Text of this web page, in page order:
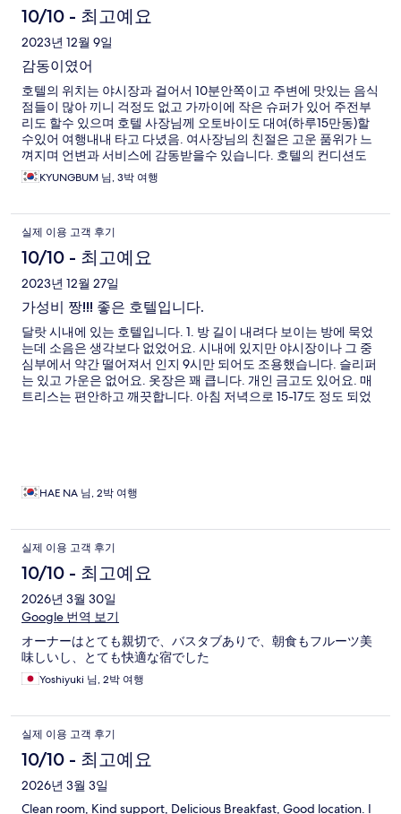
10/10 - 최고예요
2023년 12월 9일
감동이였어
호텔의 위치는 야시장과 걸어서 10분안쪽이고 주변에 맛있는 음식
점들이 많아 끼니 걱정도 없고 가까이에 작은 슈퍼가 있어 주전부
리도 할수 있으며 호텔 사장님께 오토바이도 대여(하루15만동)할
수있어 여행내내 타고 다녔음. 여사장님의 친절은 고운 품위가 느
껴지며 언변과 서비스에 감동받을수 있습니다. 호텔의 컨디션도
고풍스럽고 깔끔한 디자인들이고 에어컨이 있어 실내 환기가 잘되
는 시스템입니다. 조식이 포함된 일정이시라면 충분히 만족하시리
후라이는 하께 먹는 바게트빵과 베이컨의 조합은 환상입니다. 3박
4일간의 여정에서 만족스럽지 않은 부분이 없었고 다시 찾고 싶은
호텔입니다. 마지막 날 까지 공항픽업을 주선해주셔서 그렙
(25~40 통행료별도)보다 저렴(21만 통행료 포함)하게 잘 돌아 올수
있었습니다. 사장님 건강하시고 번창하세요
KYUNGBUM 님, 3박 여행
실제 이용 고객 후기
10/10 - 최고예요
2023년 12월 27일
가성비 짱!!! 좋은 호텔입니다.
달랏 시내에 있는 호텔입니다. 1. 방 길이 내려다 보이는 방에 묵었
는데 소음은 생각보다 없었어요. 시내에 있지만 야시장이나 그 중
심부에서 약간 떨어져서 인지 9시만 되어도 조용했습니다. 슬리퍼
는 있고 가운은 없어요. 옷장은 꽤 큽니다. 개인 금고도 있어요. 매
트리스는 편안하고 깨끗합니다. 아침 저녁으로 15-17도 정도 되었
는 과일이 나왔어요!!!! 망고, 수박, 용과 다 진짜 맛있었어요. 지금
마실 수 있어요. 1층에 큰 테이블이 있는데 거기에 모여서 먹습니
다. 여행객끼리 인사도 하고 정보도 나눌 수 있어서 좋았어요. 4. 주
인 할머니 제가 만난 베트남 할머니 중에 영어를 가장 잘 하시는 할
머니이십니다. 하하하. 친절하고 일처리도 빠르고 깔끔하십니다.
멋진 호텔리어예요. 공항에 갈 때 택시를 예약해 주셨는데 그랩보
다 저렴하게 잘 갔어요. 진짜 짱 멋진 할머니이십니다. 호텔 뷰가
좋거나 시설이 엄청 좋은 건 아니에요. 보통의 시내에 있는 호텔입
니다. 하지만 깨끗하고 관리를 잘 하는 것 같아요. 가성비 좋은 호
텔이에요.
HAE NA 님, 2박 여행
실제 이용 고객 후기
10/10 - 최고예요
2026년 3월 30일
Google 번역 보기
オーナーはとても親切で、バスタブありで、朝食もフルーツ美
味しいし、とても快適な宿でした
Yoshiyuki 님, 2박 여행
실제 이용 고객 후기
10/10 - 최고예요
2026년 3월 3일
Clean room, Kind support, Delicious Breakfast, Good location. I